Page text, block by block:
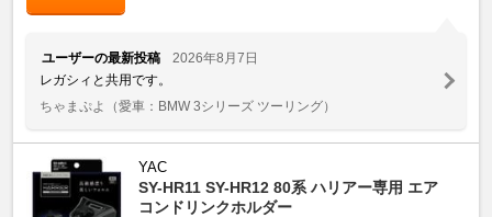
ユーザーの最新投稿
2026年8月7日
レガシィと共用です。
ちゃまぷよ
（愛車：BMW 3シリーズ ツーリング）
YAC
SY-HR11 SY-HR12 80系 ハリアー専用 エア
コンドリンクホルダー